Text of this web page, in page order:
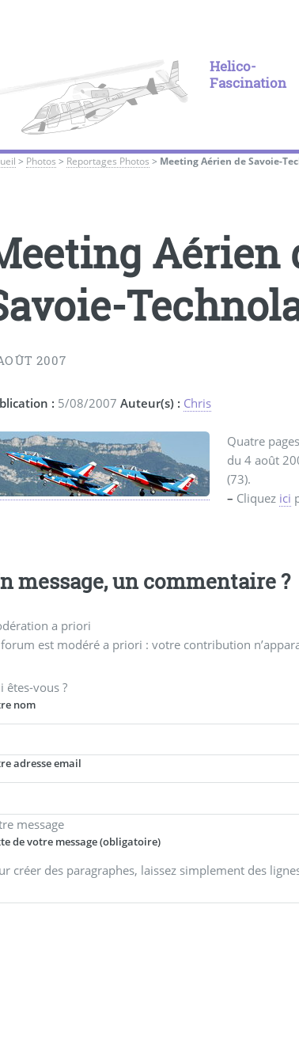
Helico-
Fascination
> Photos > Reportages Photos > Meeting Aérien de Savoie-
Aérien
2007
: 5/08/2007Auteur(s) : Chris
Quatre
du 4 août
(73).
– Cliquez ici
message, un commentaire ?
a priori
forum est modéré a priori : votre contribution
êtes-vous ?
nom
adresse email
message
de votre message (obligatoire)
créer des paragraphes, laissez simplement des